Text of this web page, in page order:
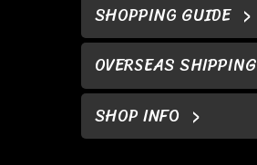
SHOPPING GUIDE
OVERSEAS SHIPPING
SHOP INFO